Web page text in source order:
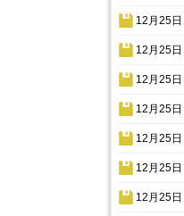
12月25
12月25
12月25
12月25
12月25
12月25
12月25